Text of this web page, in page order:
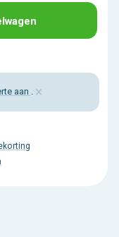
aan . ×